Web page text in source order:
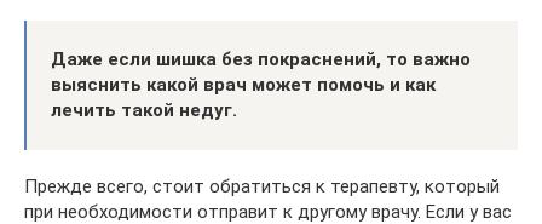
Даже если шишка без покраснений, то важно
выяснить какой врач может помочь и как
лечить такой недуг.
Прежде всего, стоит обратиться к терапевту, который
при необходимости отправит к другому врачу. Если у вас